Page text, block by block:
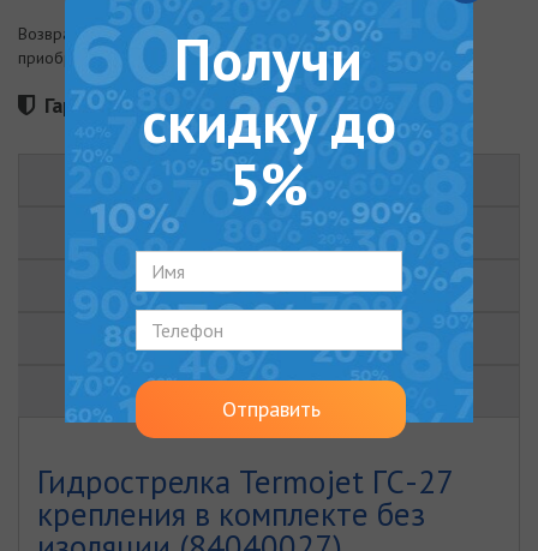
Возврат товара возможен в течение 14 дней с момента
приобретения
Гарантия 12 месяцев
ОПИСАНИЕ
ХАРАКТЕРИСТИКИ
ОТЗЫВЫ (0)
ДОКУМЕНТЫ
Гидрострелка Termojet ГС-27
крепления в комплекте без
Получи
скидку до
5%
Отправить